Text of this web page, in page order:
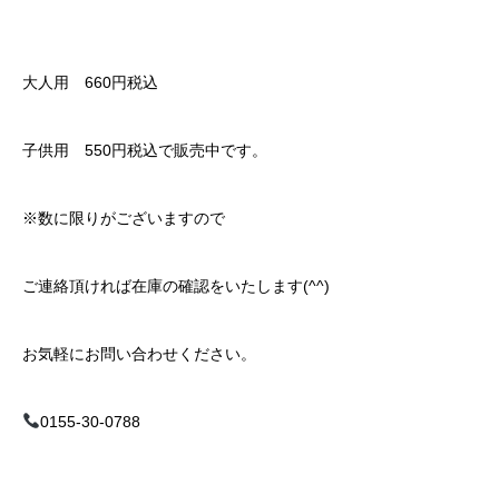
大人用 660円税込
子供用 550円税込で販売中です。
※数に限りがございますので
ご連絡頂ければ在庫の確認をいたします(^^)
お気軽にお問い合わせください。
0155-30-0788